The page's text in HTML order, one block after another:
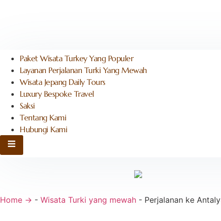
Paket Wisata Turkey Yang Populer
Layanan Perjalanan Turki Yang Mewah
Wisata Jepang Daily Tours
Luxury Bespoke Travel
Saksi
Tentang Kami
Hubungi Kami
Menu Hamburger Toggle
Home → - Wisata Turki yang mewah - Perjalanan ke